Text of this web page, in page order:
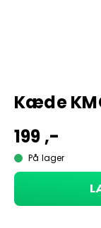
Kæde
199 ,-
På lager